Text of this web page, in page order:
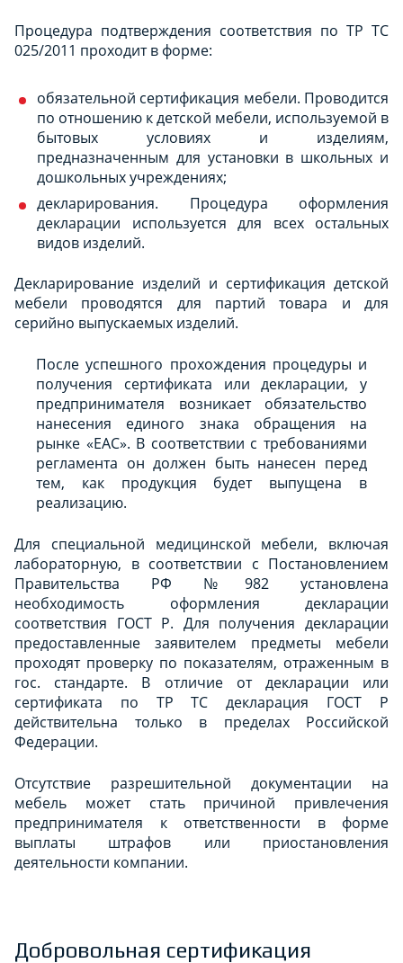
Процедура подтверждения соответствия по ТР ТС
025/2011 проходит в форме:
обязательной сертификация мебели. Проводится
по отношению к детской мебели, используемой в
бытовых условиях и изделиям,
предназначенным для установки в школьных и
дошкольных учреждениях;
декларирования. Процедура оформления
декларации используется для всех остальных
видов изделий.
Декларирование изделий и сертификация детской
мебели проводятся для партий товара и для
серийно выпускаемых изделий.
После успешного прохождения процедуры и
получения сертификата или декларации, у
предпринимателя возникает обязательство
нанесения единого знака обращения на
рынке «ЕАС». В соответствии с требованиями
регламента он должен быть нанесен перед
тем, как продукция будет выпущена в
реализацию.
Для специальной медицинской мебели, включая
лабораторную, в соответствии с Постановлением
Правительства РФ №982 установлена
необходимость оформления декларации
соответствия ГОСТ Р. Для получения декларации
предоставленные заявителем предметы мебели
проходят проверку по показателям, отраженным в
гос. стандарте. В отличие от декларации или
сертификата по ТР ТС декларация ГОСТ Р
действительна только в пределах Российской
Федерации.
Отсутствие разрешительной документации на
мебель может стать причиной привлечения
предпринимателя к ответственности в форме
выплаты штрафов или приостановления
деятельности компании.
Добровольная сертификация